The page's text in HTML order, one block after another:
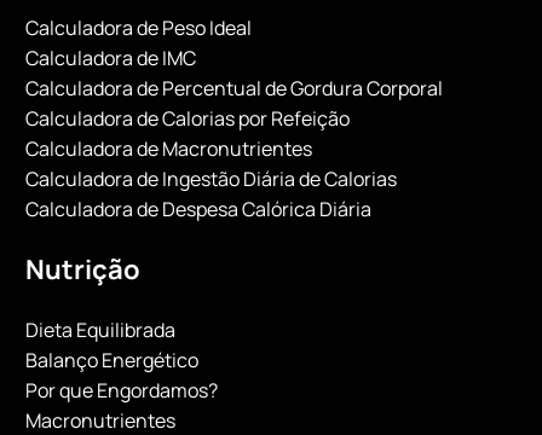
Calculadora de Peso Ideal
Calculadora de IMC
Calculadora de Percentual de Gordura Corporal
Calculadora de Calorias por Refeição
Calculadora de Macronutrientes
Calculadora de Ingestão Diária de Calorias
Calculadora de Despesa Calórica Diária
Nutrição
Dieta Equilibrada
Balanço Energético
Por que Engordamos?
Macronutrientes